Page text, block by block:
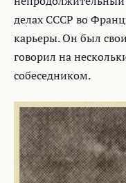
делах СССР во
карьеры. Он был
говорил на
собеседником.